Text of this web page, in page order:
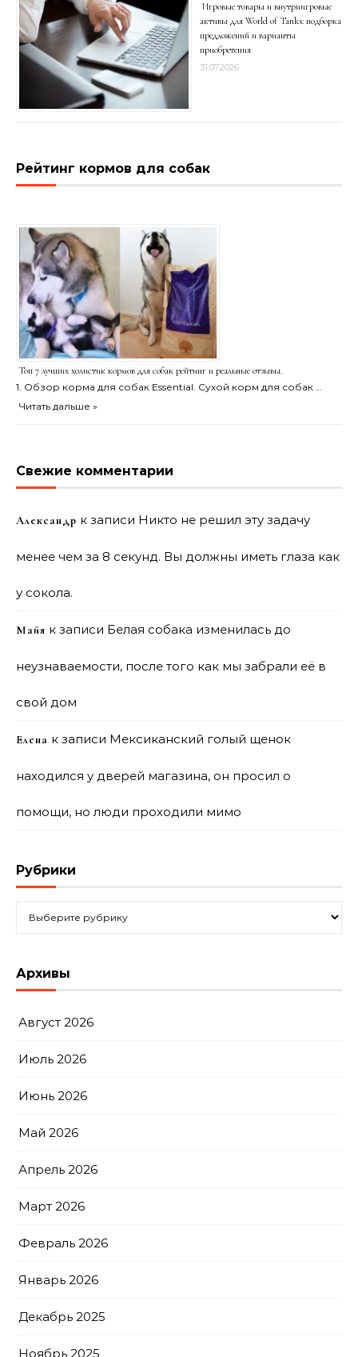
Игровые товары и внутриигровые
активы для World of Tanks: подборка
предложений и варианты
приобретения
31.07.2026
Рейтинг кормов для собак
Топ 7 лучших холистик кормов для собак рейтинг и реальные отзывы.
1. Обзор корма для собак Essential. Сухой корм для собак …
Читать дальше »
Свежие комментарии
Александр к записи Никто не решил эту задачу
менее чем за 8 секунд. Вы должны иметь глаза как
у сокола.
Майя к записи Белая собака изменилась до
неузнаваемости, после того как мы забрали её в
свой дом
Елена к записи Мексиканский голый щенок
находился у дверей магазина, он просил о
помощи, но люди проходили мимо
Рубрики
Архивы
Август 2026
Июль 2026
Июнь 2026
Май 2026
Апрель 2026
Март 2026
Февраль 2026
Январь 2026
Декабрь 2025
Ноябрь 2025